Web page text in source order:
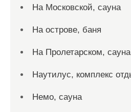
На Московской, сауна
На острове, баня
На Пролетарском, сауна
Наутилус, комплекс
Немо, сауна